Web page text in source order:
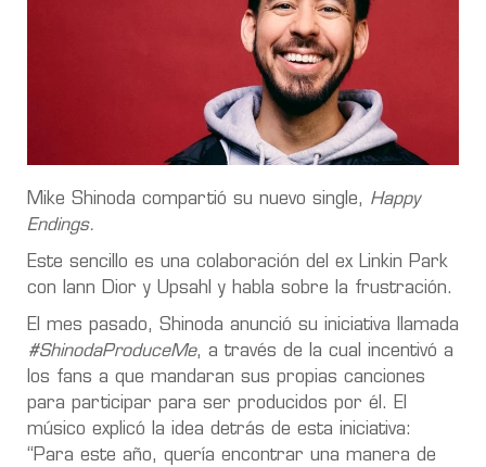
Mike Shinoda compartió su nuevo single, Happy
Endings.
Este sencillo es una colaboración del ex Linkin Park
con Iann Dior y Upsahl y habla sobre la frustración.
El mes pasado, Shinoda anunció su iniciativa llamada
#ShinodaProduceMe, a través de la cual incentivó a
los fans a que mandaran sus propias canciones
para participar para ser producidos por él. El
músico explicó la idea detrás de esta iniciativa:
“Para este año, quería encontrar una manera de